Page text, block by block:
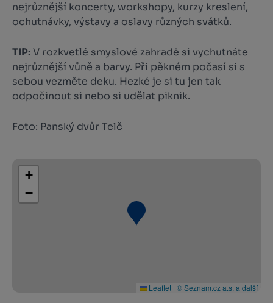
nejrůznější koncerty, workshopy, kurzy kreslení,
ochutnávky, výstavy a oslavy různých svátků.
TIP:V rozkvetlé smyslové zahradě si vychutnáte
nejrůznější vůně a barvy. Při pěkném počasí si s
sebou vezměte deku. Hezké je si tu jen tak
odpočinout si nebo si udělat piknik.
Foto: Panský dvůr Telč
+
−
Leaflet | © Seznam.cz a.s. a další